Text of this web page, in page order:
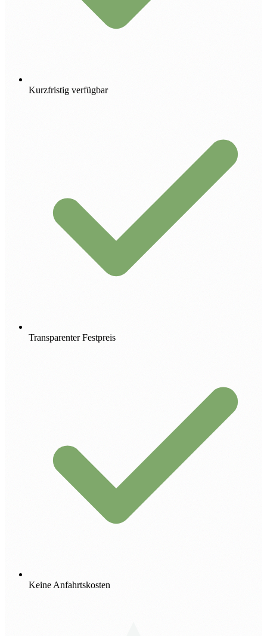
Kurzfristig verfügbar
Transparenter Festpreis
Keine Anfahrtskosten